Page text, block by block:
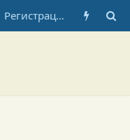
Регистрация